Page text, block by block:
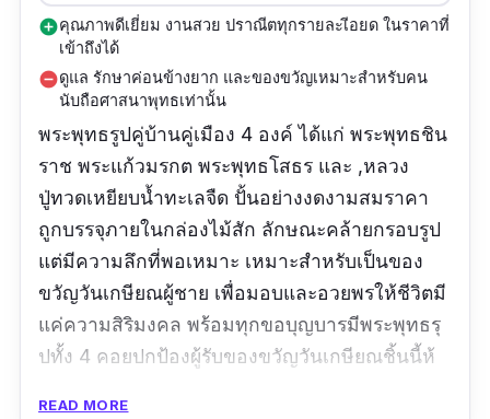
add_circleคุณภาพดีเยี่ยม งานสวย ปราณีตทุกรายละเีอยด ในราคาที่
เข้าถึงได้
remove_circleดูแล รักษาค่อนข้างยาก และของขวัญเหมาะสำหรับคน
นับถือศาสนาพุทธเท่านั้น
พระพุทธรูปคู่บ้านคู่เมือง 4 องค์ ได้แก่ พระพุทธชิน
ราช พระแก้วมรกต พระพุทธโสธร และ ,หลวง
ปู่ทวดเหยียบน้ำทะเลจืด ปั้นอย่างงดงามสมราคา
ถูกบรรจุภายในกล่องไม้สัก ลักษณะคล้ายกรอบรูป
แต่มีความลึกที่พอเหมาะ เหมาะสำหรับเป็นของ
ขวัญวันเกษียณผู้ชาย เพื่อมอบและอวยพรให้ชีวิตมี
แค่ความสิริมงคล พร้อมทุกขอบุญบารมีพระพุทธรุ
ปทั้ง 4 คอยปกป้องผู้รับของขวัญวันเกษียณชิ้นนี้ห้
READ MORE